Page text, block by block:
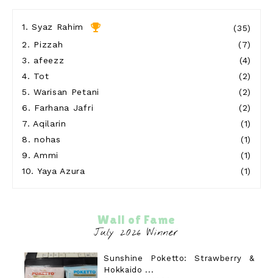
1.Syaz Rahim
(35)
2. Pizzah
(7)
3. afeezz
(4)
4. Tot
(2)
5.Warisan Petani
(2)
6. Farhana Jafri
(2)
7. Aqilarin
(1)
8.nohas
(1)
9. Ammi
(1)
10. Yaya Azura (1)
Wall of Fame
Sunshine Poketto: Strawberry &
Hokkaido ...